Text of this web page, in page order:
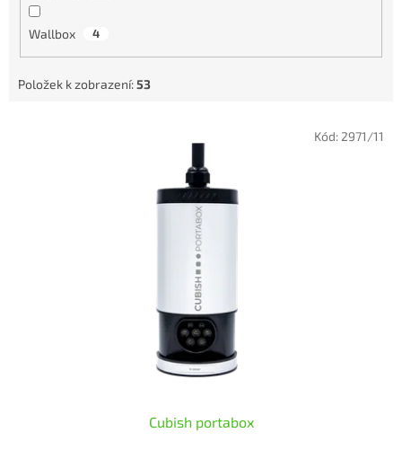
Wallbox 4
Položek k zobrazení:53
Cubish portabox
Kód: 2971/11